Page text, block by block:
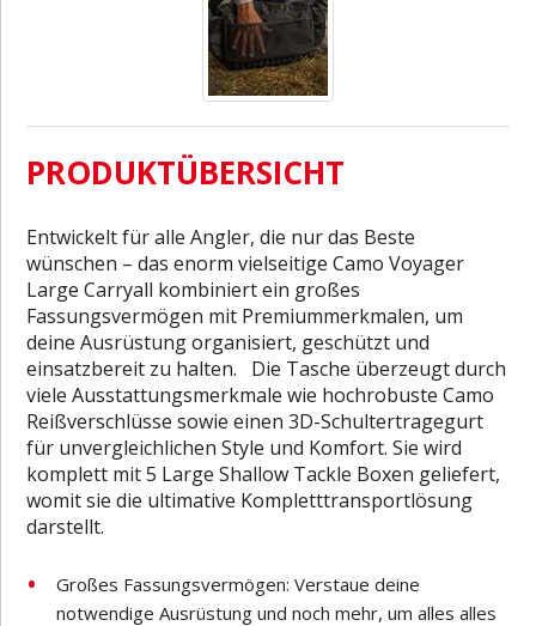
PRODUKTÜBERSICHT
Entwickelt für alle Angler, die nur das Beste
wünschen – das enorm vielseitige Camo Voyager
Large Carryall kombiniert ein großes
Fassungsvermögen mit Premiummerkmalen, um
deine Ausrüstung organisiert, geschützt und
einsatzbereit zu halten. Die Tasche überzeugt durch
viele Ausstattungsmerkmale wie hochrobuste Camo
Reißverschlüsse sowie einen 3D-Schultertragegurt
für unvergleichlichen Style und Komfort. Sie wird
komplett mit 5 Large Shallow Tackle Boxen geliefert,
womit sie die ultimative Kompletttransportlösung
darstellt.
Großes Fassungsvermögen: Verstaue deine
notwendige Ausrüstung und noch mehr, um alles alles